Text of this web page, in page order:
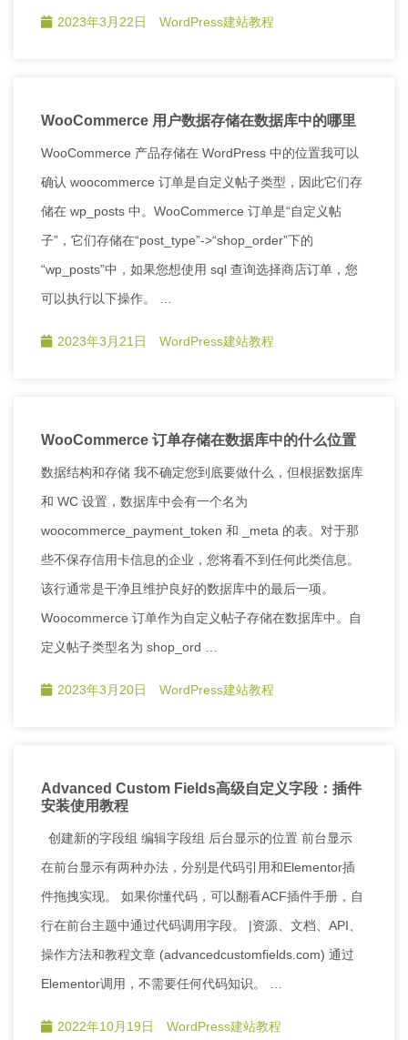
2023年3月22日 WordPress建站教程
WooCommerce 用户数据存储在数据库中的哪里
WooCommerce 产品存储在 WordPress 中的位置我可以
确认 woocommerce 订单是自定义帖子类型，因此它们存
储在 wp_posts 中。WooCommerce 订单是“自定义帖
子”，它们存储在“post_type”->“shop_order”下的
“wp_posts”中，如果您想使用 sql 查询选择商店订单，您
可以执行以下操作。 …
2023年3月21日 WordPress建站教程
WooCommerce 订单存储在数据库中的什么位置
数据结构和存储 我不确定您到底要做什么，但根据数据库
和 WC 设置，数据库中会有一个名为
woocommerce_payment_token 和 _meta 的表。对于那
些不保存信用卡信息的企业，您将看不到任何此类信息。
该行通常是干净且维护良好的数据库中的最后一项。
Woocommerce 订单作为自定义帖子存储在数据库中。自
定义帖子类型名为 shop_ord …
2023年3月20日 WordPress建站教程
Advanced Custom Fields高级自定义字段：插件
安装使用教程
创建新的字段组 编辑字段组 后台显示的位置 前台显示
在前台显示有两种办法，分别是代码引用和Elementor插
件拖拽实现。 如果你懂代码，可以翻看ACF插件手册，自
行在前台主题中通过代码调用字段。 |资源、文档、API、
操作方法和教程文章 (advancedcustomfields.com) 通过
Elementor调用，不需要任何代码知识。 …
2022年10月19日 WordPress建站教程